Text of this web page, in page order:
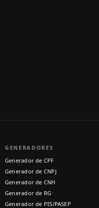
GENERADORES
Generador de CPF
Generador de CNPJ
Generador de CNH
Generador de RG
Generador de PIS/PASEP